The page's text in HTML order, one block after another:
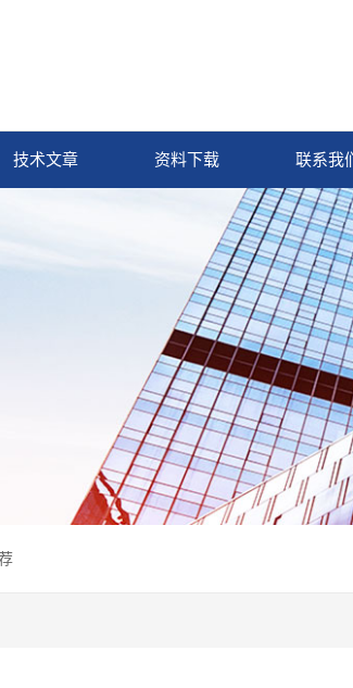
技术文章 资料下载 联系我